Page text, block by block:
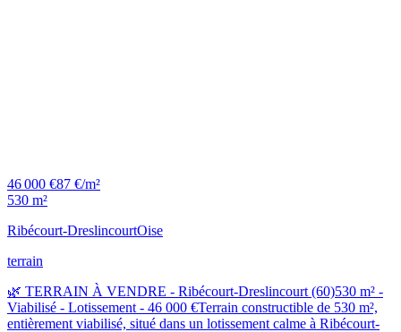
46 000 €87 €/m²
530 m²
Ribécourt-DreslincourtOise
terrain
🌿 TERRAIN À VENDRE - Ribécourt-Dreslincourt (60)530 m² -
Viabilisé - Lotissement - 46 000 €Terrain constructible de 530 m²,
entièrement viabilisé, situé dans un lotissement calme à Ribécourt-